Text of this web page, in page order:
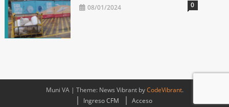
08/01/2024 0
Muni VA | Theme: News Vibrant byCodeVibrant.
Ingreso CFM
Acceso